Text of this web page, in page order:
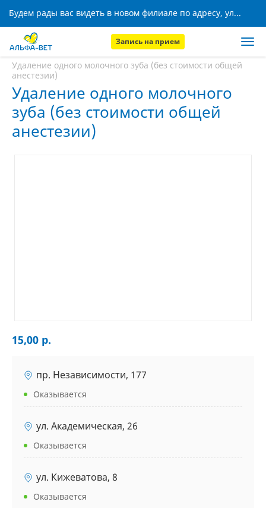
Будем рады вас видеть в новом филиале по адресу, ул. Кижеватова, 8!
Запись на прием
Главная
Удаление одного молочного зуба (без стоимости общей
анестезии)
Удаление одного молочного
зуба (без стоимости общей
анестезии)
15,00 р.
пр. Независимости, 177
Оказывается
ул. Академическая, 26
Оказывается
ул. Кижеватова, 8
Оказывается